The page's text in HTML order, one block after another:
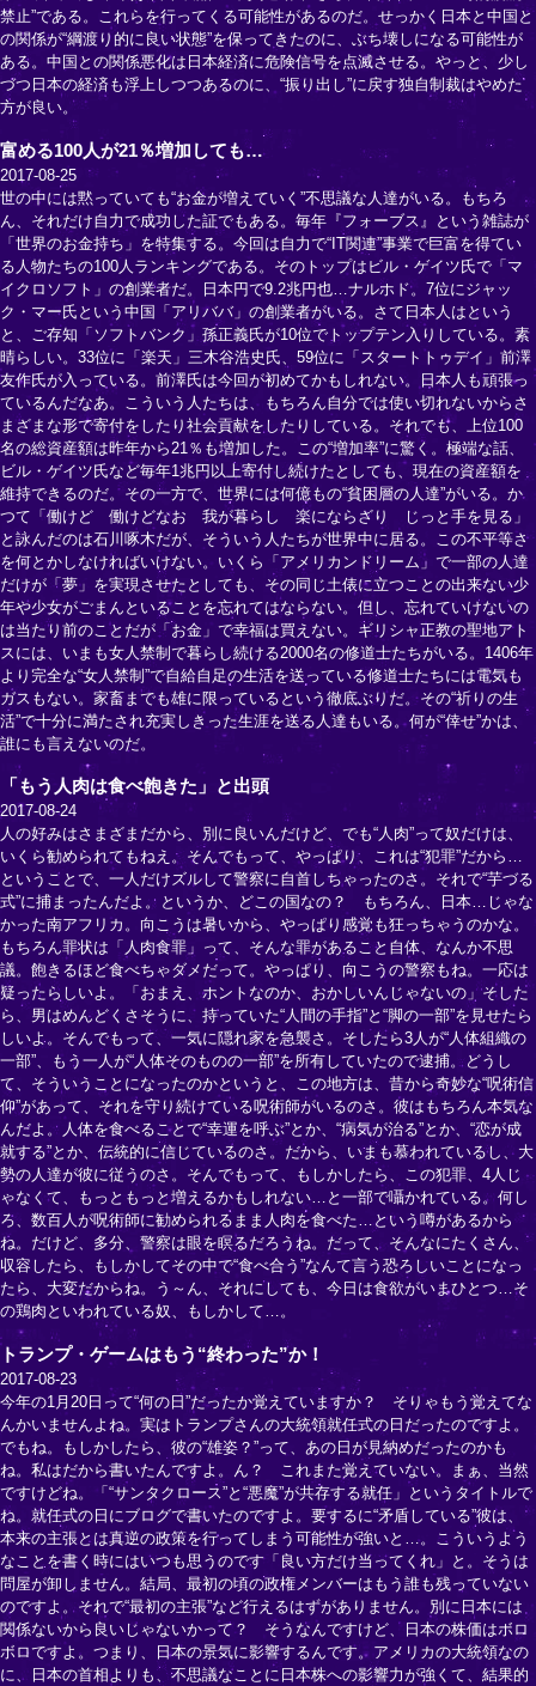
禁止”である。これらを行ってくる可能性があるのだ。せっかく日本と中国と
の関係が“綱渡り的に良い状態”を保ってきたのに、ぶち壊しになる可能性が
ある。中国との関係悪化は日本経済に危険信号を点滅させる。やっと、少し
づつ日本の経済も浮上しつつあるのに、“振り出し”に戻す独自制裁はやめた
方が良い。
富める100人が21％増加しても…
2017-08-25
世の中には黙っていても“お金が増えていく”不思議な人達がいる。もちろ
ん、それだけ自力で成功した証でもある。毎年『フォーブス』という雑誌が
「世界のお金持ち」を特集する。今回は自力で“IT関連”事業で巨富を得てい
る人物たちの100人ランキングである。そのトップはビル・ゲイツ氏で「マ
イクロソフト」の創業者だ。日本円で9.2兆円也…ナルホド。7位にジャッ
ク・マー氏という中国「アリババ」の創業者がいる。さて日本人はという
と、ご存知「ソフトバンク」孫正義氏が10位でトップテン入りしている。素
晴らしい。33位に「楽天」三木谷浩史氏、59位に「スタートトゥデイ」前澤
友作氏が入っている。前澤氏は今回が初めてかもしれない。日本人も頑張っ
ているんだなあ。こういう人たちは、もちろん自分では使い切れないからさ
まざまな形で寄付をしたり社会貢献をしたりしている。それでも、上位100
名の総資産額は昨年から21％も増加した。この“増加率”に驚く。極端な話、
ビル・ゲイツ氏など毎年1兆円以上寄付し続けたとしても、現在の資産額を
維持できるのだ。その一方で、世界には何億もの“貧困層の人達”がいる。か
つて「働けど 働けどなお 我が暮らし 楽にならざり じっと手を見る」
と詠んだのは石川啄木だが、そういう人たちが世界中に居る。この不平等さ
を何とかしなければいけない。いくら「アメリカンドリーム」で一部の人達
だけが「夢」を実現させたとしても、その同じ土俵に立つことの出来ない少
年や少女がごまんといることを忘れてはならない。但し、忘れていけないの
は当たり前のことだが「お金」で幸福は買えない。ギリシャ正教の聖地アト
スには、いまも女人禁制で暮らし続ける2000名の修道士たちがいる。1406年
より完全な“女人禁制”で自給自足の生活を送っている修道士たちには電気も
ガスもない。家畜までも雄に限っているという徹底ぶりだ。その“祈りの生
活”で十分に満たされ充実しきった生涯を送る人達もいる。何が“倖せ”かは、
誰にも言えないのだ。
「もう人肉は食べ飽きた」と出頭
2017-08-24
人の好みはさまざまだから、別に良いんだけど、でも“人肉”って奴だけは、
いくら勧められてもねえ。そんでもって、やっぱり、これは“犯罪”だから…
ということで、一人だけズルして警察に自首しちゃったのさ。それで“芋づる
式”に捕まったんだよ。というか、どこの国なの？ もちろん、日本…じゃな
かった南アフリカ。向こうは暑いから、やっぱり感覚も狂っちゃうのかな。
もちろん罪状は「人肉食罪」って、そんな罪があること自体、なんか不思
議。飽きるほど食べちゃダメだって。やっぱり、向こうの警察もね。一応は
疑ったらしいよ。「おまえ、ホントなのか、おかしいんじゃないの」そした
ら、男はめんどくさそうに、持っていた“人間の手指”と“脚の一部”を見せたら
しいよ。そんでもって、一気に隠れ家を急襲さ。そしたら3人が“人体組織の
一部”、もう一人が“人体そのものの一部”を所有していたので逮捕。どうし
て、そういうことになったのかというと、この地方は、昔から奇妙な“呪術信
仰”があって、それを守り続けている呪術師がいるのさ。彼はもちろん本気な
んだよ。人体を食べることで“幸運を呼ぶ”とか、“病気が治る”とか、“恋が成
就する”とか、伝統的に信じているのさ。だから、いまも慕われているし、大
勢の人達が彼に従うのさ。そんでもって、もしかしたら、この犯罪、4人じ
ゃなくて、もっともっと増えるかもしれない…と一部で囁かれている。何し
ろ、数百人が呪術師に勧められるまま人肉を食べた…という噂があるから
ね。だけど、多分、警察は眼を瞑るだろうね。だって、そんなにたくさん、
収容したら、もしかしてその中で“食べ合う”なんて言う恐ろしいことになっ
たら、大変だからね。う～ん、それにしても、今日は食欲がいまひとつ…そ
の鶏肉といわれている奴、もしかして…。
トランプ・ゲームはもう“終わった”か！
2017-08-23
今年の1月20日って“何の日”だったか覚えていますか？ そりゃもう覚えてな
んかいませんよね。実はトランプさんの大統領就任式の日だったのですよ。
でもね。もしかしたら、彼の“雄姿？”って、あの日が見納めだったのかも
ね。私はだから書いたんですよ。ん？ これまた覚えていない。まぁ、当然
ですけどね。「“サンタクロース”と“悪魔”が共存する就任」というタイトルで
ね。就任式の日にブログで書いたのですよ。要するに“矛盾している”彼は、
本来の主張とは真逆の政策を行ってしまう可能性が強いと…。こういうよう
なことを書く時にはいつも思うのです「良い方だけ当ってくれ」と。そうは
問屋が卸しません。結局、最初の頃の政権メンバーはもう誰も残っていない
のですよ。それで“最初の主張”など行えるはずがありません。別に日本には
関係ないから良いじゃないかって？ そうなんですけど、日本の株価はボロ
ボロですよ。つまり、日本の景気に影響するんです。アメリカの大統領なの
に、日本の首相よりも、不思議なことに日本株への影響力が強くて、結果的